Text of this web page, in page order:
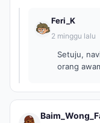
Feri_K
2 minggu lalu
Setuju,
orang